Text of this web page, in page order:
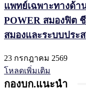
แพทย์เฉพาะทางด้า
POWER สมองฟิต
สมองและระบบประ
23 กรกฎาคม 2569
โหลดเพิ่มเติม
กองบก.แนะนำ